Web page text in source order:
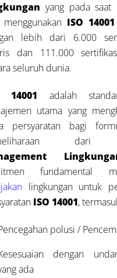
yang pada saat
menggunakan ISO 14001
lebih dari 6.000
dan 111.000
seluruh dunia.
14001 adalah
utama yang
persyaratan bagi
fundamental
lingkungan untuk
ISO 14001,
polusi /
dengan
ada